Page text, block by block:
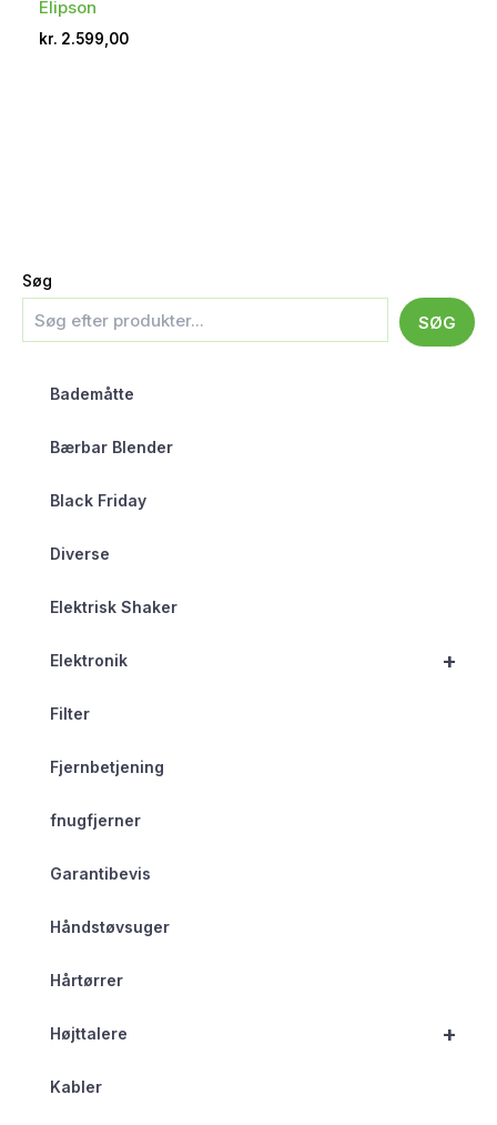
Søg
SØG
Bademåtte
Bærbar Blender
Black Friday
Diverse
Elektrisk Shaker
+
Elektronik
Filter
Fjernbetjening
fnugfjerner
Garantibevis
Håndstøvsuger
Hårtørrer
+
Højttalere
Kabler
Elipson
kr. 2.599,00